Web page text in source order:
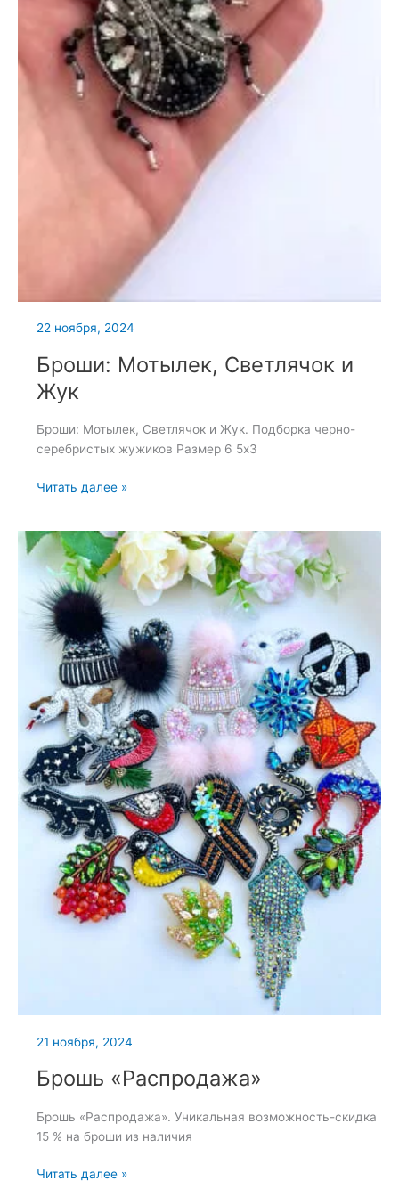
22 ноября, 2024
Броши: Мотылек, Светлячок и
Жук
Броши: Мотылек, Светлячок и Жук. Подборка черно-
серебристых жужиков Размер 6 5х3
Броши:
и
Жук
Читать далее »
21 ноября, 2024
Брошь «Распродажа»
Брошь «Распродажа». Уникальная возможность-скидка
15 % на броши из наличия
Брошь
Читать далее »